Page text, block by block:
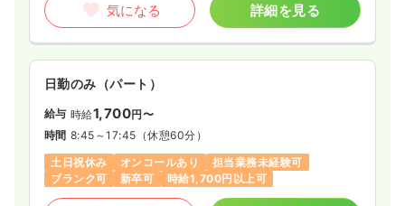
気になる 詳細を見る
日勤のみ（パート）
給与 時給1,700円〜
時間 8:45～17:45 （休憩60分）
土日祝休み
オンコールあり
担当業務未経験可
ブランク可
新卒可 時給1,700円以上可